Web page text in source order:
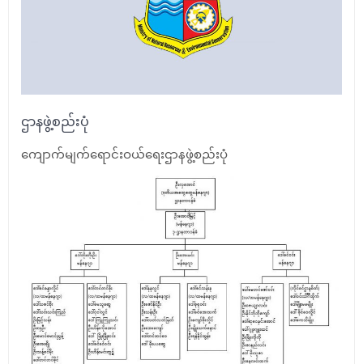
ဌာနဖွဲ့စည်းပုံ
ကျောက်မျက်ရောင်းဝယ်ရေးဌာနဖွဲ့စည်းပုံ